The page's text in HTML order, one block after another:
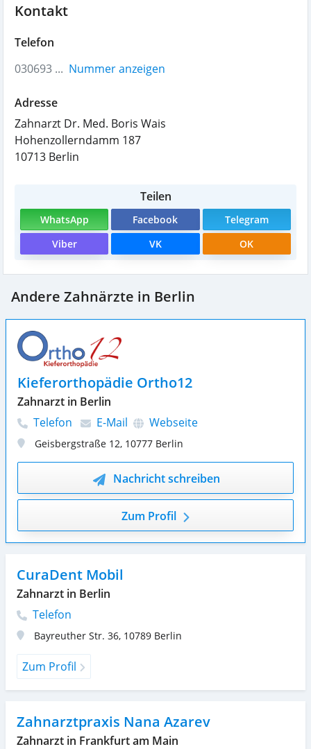
Kontakt
Telefon
030693 ... Nummer anzeigen
Adresse
Zahnarzt Dr. Med. Boris Wais
Hohenzollerndamm 187
10713 Berlin
Teilen
WhatsApp Facebook
Telegram
Viber
VK OK
Andere Zahnärzte in Berlin
Kieferorthopädie Ortho12
Zahnarzt in Berlin
Telefon
E-Mail Webseite
Geisbergstraße 12, 10777 Berlin
Nachricht schreiben
Zum Profil
CuraDent Mobil
Zahnarzt in Berlin
Telefon
Bayreuther Str. 36, 10789 Berlin
Zum Profil
Zahnarztpraxis Nana Azarev
Zahnarzt in Frankfurt am Main